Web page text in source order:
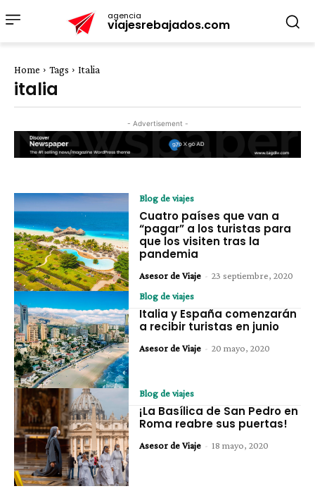
agencia
viajesrebajados.com
Home Tags Italia
italia
- Advertisement -
Blog de viajes
Cuatro países que van a
“pagar” a los turistas para
que los visiten tras la
pandemia
Asesor de Viaje - 23 septiembre, 2020
Blog de viajes
Italia y España comenzarán
a recibir turistas en junio
Asesor de Viaje - 20 mayo, 2020
Blog de viajes
¡La Basílica de San Pedro en
Roma reabre sus puertas!
Asesor de Viaje - 18 mayo, 2020